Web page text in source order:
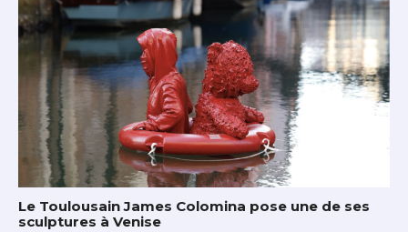
Le Toulousain James Colomina pose une de ses
sculptures à Venise